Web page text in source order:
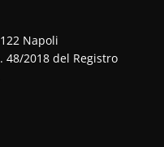
Napoli
2018 del Registro